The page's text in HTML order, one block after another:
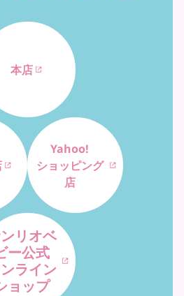
本店
Yahoo!
ショッピング
店
リオベ
ー公式
ライン
ョップ